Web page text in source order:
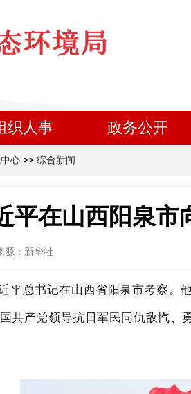
织人事 政务公开
心 >> 综合新闻
平在山西阳泉市
源： 新华社
平总书记在山西省阳泉市考察。
共产党领导抗日军民同仇敌忾